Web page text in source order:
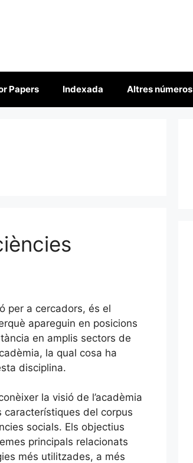
Papers Indexada Altres números
per a cercadors, és el
apareguin en posicions
en amplis sectors de
la qual cosa ha
disciplina.
la visió de l’acadèmia
característiques del corpus
socials. Els objectius
principals relacionats
més utilitzades, a més